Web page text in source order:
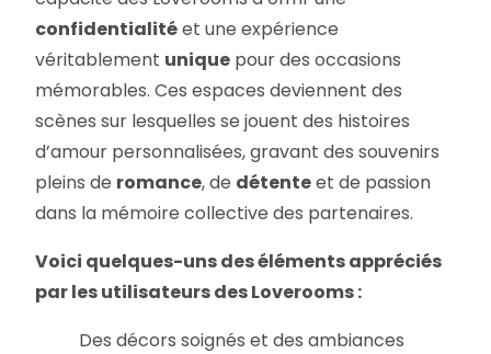
confidentialitéet une expérience
véritablement unique pour des occasions
mémorables. Ces espaces deviennent des
scènes sur lesquelles se jouent des histoires
d’amour personnalisées, gravant des souvenirs
pleins de romance, de détenteet de passion
dans la mémoire collective des partenaires.
Voici quelques-uns des éléments appréciés
par les utilisateurs des Loverooms :
Des décors soignés et des ambiances